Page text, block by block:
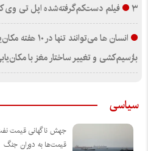
۳ فیلم دست‌کم‌گرفته‌شده اپل تی وی که این آخر هفته باید تماشا کنید
انسان‌ ها
بازسیم‌کشی و تغییر ساختار مغز با
سیاسی
جهش ناگهانی قیمت
قیمت‌ها به دوران جنگ